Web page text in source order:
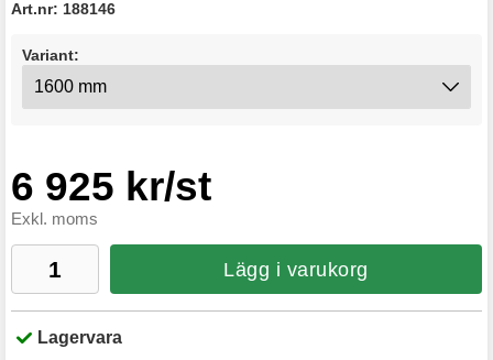
Art.nr: 188146
Variant:
6 925 kr/st
Exkl. moms
Lägg i varukorg
Lagervara